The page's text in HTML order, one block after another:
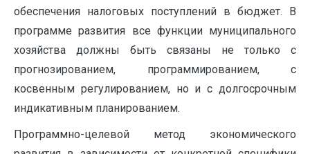
обеспечения налоговых поступлений в бюджет. В
программе развития все функции муниципального
хозяйства должны быть связаны не только с
прогнозированием, программированием, с
косвенным регулированием, но и с долгосрочным
индикативным планированием.
Программно-целевой метод экономического